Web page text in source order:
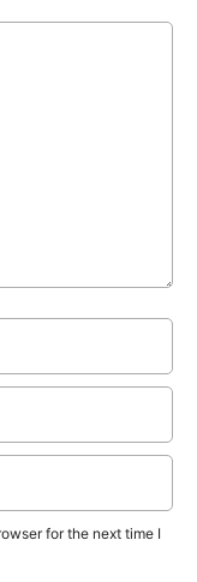
for the next time I